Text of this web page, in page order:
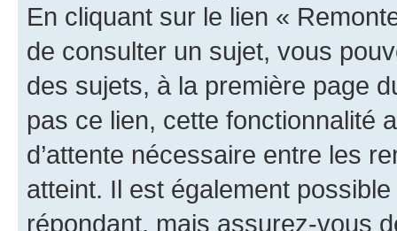
En cliquant sur le lien «
de consulter un sujet, vous
des sujets, à la première page
pas ce lien, cette fonctionnalité
d’attente nécessaire entre les
atteint. Il est également
répondant, mais assurez-vous